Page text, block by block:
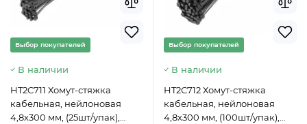
Выбор покупателей
В наличии
HT2C711 Хомут-стяжка
кабельная, нейлоновая
4,8х300 мм, (25шт/упак),
Выбор покупателей
В наличии
HT2C712 Хомут-стяжка
кабельная, нейлоновая
4,8х300 мм, (100шт/упак),